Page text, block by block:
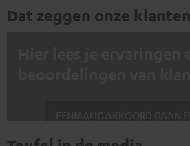
Dat zeggen onze klanten
Altijd externe inhoud weergeven? Schakel dit